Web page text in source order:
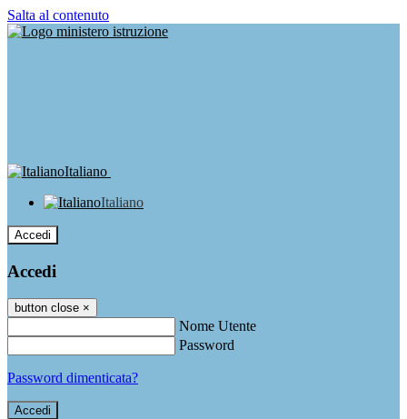
Salta al contenuto
Italiano
Italiano
Accedi
Accedi
button close ×
Nome Utente
Password
Password dimenticata?